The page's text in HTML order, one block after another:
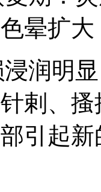
晕扩
润明
剌、
引起